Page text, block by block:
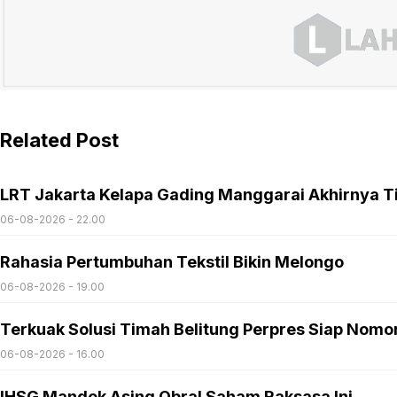
Related Post
LRT Jakarta Kelapa Gading Manggarai Akhirnya
06-08-2026 - 22.00
Rahasia Pertumbuhan Tekstil Bikin Melongo
06-08-2026 - 19.00
Terkuak Solusi Timah Belitung Perpres Siap
06-08-2026 - 16.00